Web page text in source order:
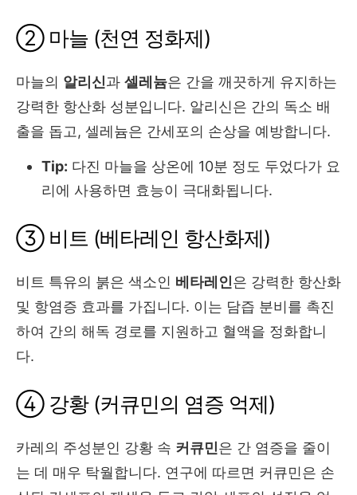
② 마늘 (천연 정화제)
마늘의 알리신과 셀레늄은 간을 깨끗하게 유지하는
강력한 항산화 성분입니다. 알리신은 간의 독소 배
출을 돕고, 셀레늄은 간세포의 손상을 예방합니다.
Tip: 다진 마늘을 상온에 10분 정도 두었다가 요
리에 사용하면 효능이 극대화됩니다.
③ 비트 (베타레인 항산화제)
비트 특유의 붉은 색소인 베타레인은 강력한 항산화
및 항염증 효과를 가집니다. 이는 담즙 분비를 촉진
하여 간의 해독 경로를 지원하고 혈액을 정화합니
다.
④ 강황 (커큐민의 염증 억제)
카레의 주성분인 강황 속 커큐민은 간 염증을 줄이
는 데 매우 탁월합니다. 연구에 따르면 커큐민은 손